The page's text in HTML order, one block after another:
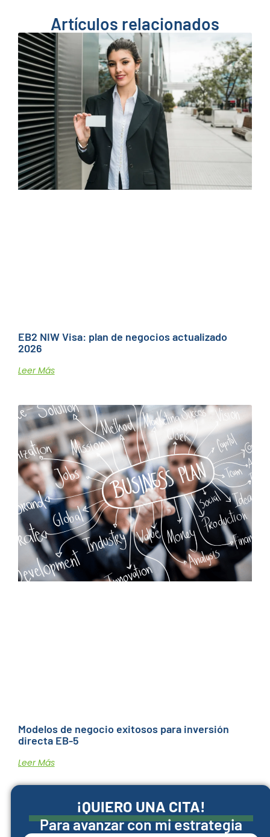
Artículos relacionados
EB2 NIW Visa: plan de negocios actualizado
2026
Leer Más
Modelos de negocio exitosos para inversión
directa EB-5
Leer Más
¡QUIERO UNA CITA!
Para avanzar con mi estrategia